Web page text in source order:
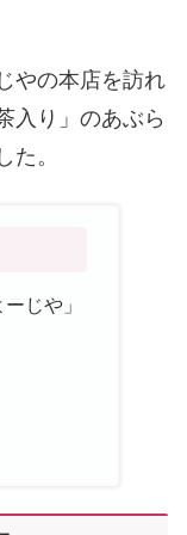
やの本店を訪れ
入り」のあぶら
た。
じや」